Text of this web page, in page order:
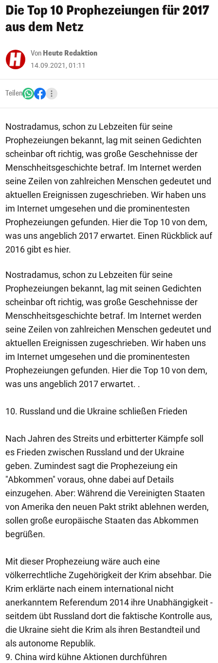
Die Top 10 Prophezeiungen für 2017
aus dem Netz
Von Heute Redaktion
14.09.2021, 01:11
Teilen
Nostradamus, schon zu Lebzeiten für seine
Prophezeiungen bekannt, lag mit seinen Gedichten
scheinbar oft richtig, was große Geschehnisse der
Menschheitsgeschichte betraf. Im Internet werden
seine Zeilen von zahlreichen Menschen gedeutet und
aktuellen Ereignissen zugeschrieben. Wir haben uns
im Internet umgesehen und die prominentesten
Prophezeiungen gefunden. Hier die Top 10 von dem,
was uns angeblich 2017 erwartet. Einen Rückblick auf
2016 gibt es hier.
Nostradamus, schon zu Lebzeiten für seine
Prophezeiungen bekannt, lag mit seinen Gedichten
scheinbar oft richtig, was große Geschehnisse der
Menschheitsgeschichte betraf. Im Internet werden
seine Zeilen von zahlreichen Menschen gedeutet und
aktuellen Ereignissen zugeschrieben. Wir haben uns
im Internet umgesehen und die prominentesten
Prophezeiungen gefunden. Hier die Top 10 von dem,
was uns angeblich 2017 erwartet. .
10. Russland und die Ukraine schließen Frieden
Nach Jahren des Streits und erbitterter Kämpfe soll
es Frieden zwischen Russland und der Ukraine
geben. Zumindest sagt die Prophezeiung ein
"Abkommen" voraus, ohne dabei auf Details
einzugehen. Aber: Während die Vereinigten Staaten
von Amerika den neuen Pakt strikt ablehnen werden,
sollen große europäische Staaten das Abkommen
begrüßen.
Mit dieser Prophezeiung wäre auch eine
völkerrechtliche Zugehörigkeit der Krim absehbar. Die
Krim erklärte nach einem international nicht
anerkanntem Referendum 2014 ihre Unabhängigkeit -
seitdem übt Russland dort die faktische Kontrolle aus,
die Ukraine sieht die Krim als ihren Bestandteil und
als autonome Republik.
9. China wird kühne Aktionen durchführen